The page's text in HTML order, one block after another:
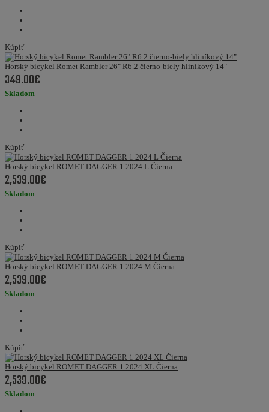
Kúpiť
Horský bicykel Romet Rambler 26" R6.2 čierno-biely hliníkový 14"
349.00€
Skladom
Kúpiť
Horský bicykel ROMET DAGGER 1 2024 L Čierna
2,539.00€
Skladom
Kúpiť
Horský bicykel ROMET DAGGER 1 2024 M Čierna
2,539.00€
Skladom
Kúpiť
Horský bicykel ROMET DAGGER 1 2024 XL Čierna
2,539.00€
Skladom